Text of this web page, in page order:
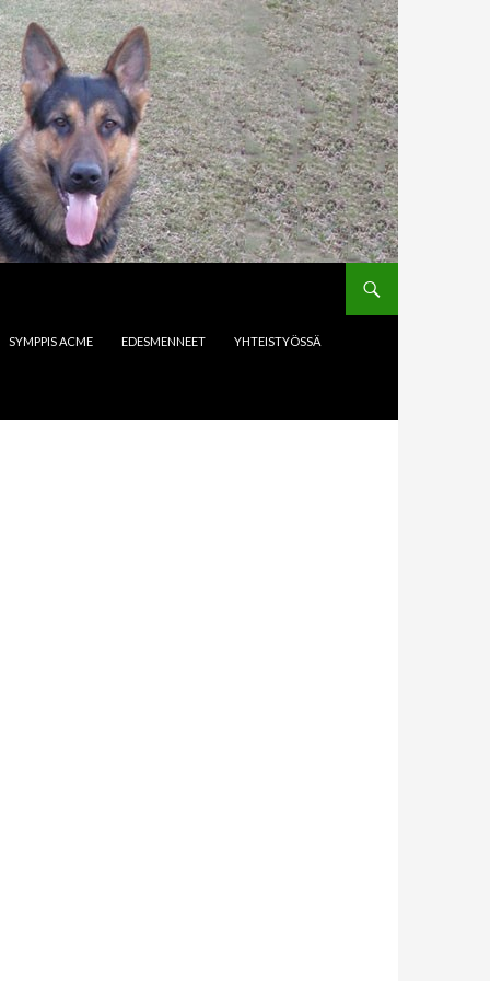
SYMPPIS ACME EDESMENNEET YHTEISTYÖSSÄ